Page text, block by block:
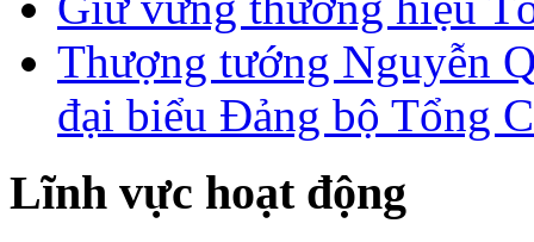
Thượng tướng Nguyễn
đại biểu Đảng bộ Tổng
Lĩnh vực hoạt động